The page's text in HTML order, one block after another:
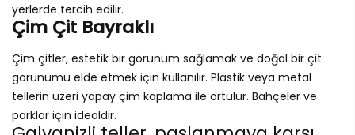
yerlerde tercih edilir.
Çim Çit Bayraklı
Çim çitler, estetik bir görünüm sağlamak ve doğal bir çit
görünümü elde etmek için kullanılır. Plastik veya metal
tellerin üzeri yapay çim kaplama ile örtülür. Bahçeler ve
parklar için idealdir.